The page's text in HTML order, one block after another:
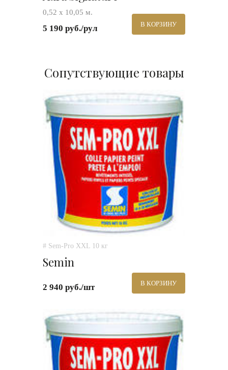
0,52 х 10,05 м.
5 190 руб./рул В КОРЗИНУ
Сопутствующие товары
# Sem-Pro XXL 10 кг
Semin
2 940 руб./шт В КОРЗИНУ